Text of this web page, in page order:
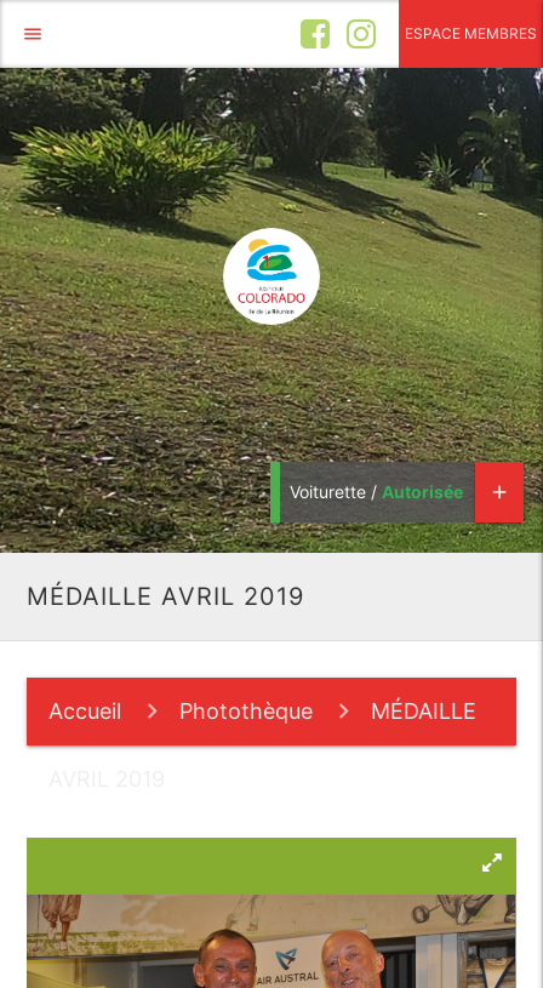
menu ESPACE MEMBRES
Voiturette / Autorisée add
MÉDAILLE AVRIL 2019
Accueil Photothèque MÉDAILLE